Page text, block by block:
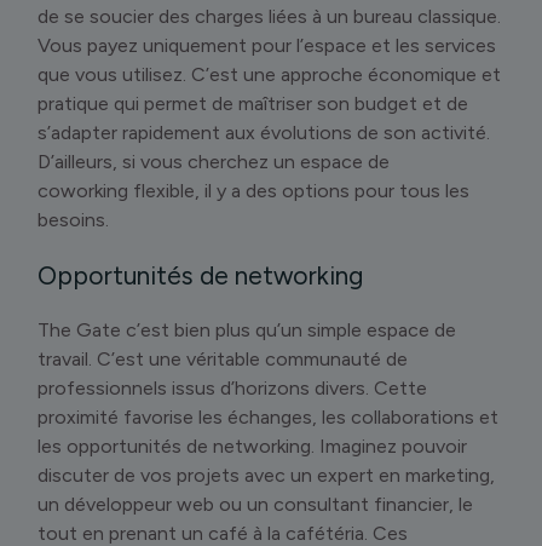
de se soucier des charges liées à un bureau classique.
Vous payez uniquement pour l’espace et les services
que vous utilisez. C’est une approche économique et
pratique qui permet de maîtriser son budget et de
s’adapter rapidement aux évolutions de son activité.
D’ailleurs, si vous cherchez un espace de
coworking flexible, il y a des options pour tous les
besoins.
Opportunités de networking
The Gate c’est bien plus qu’un simple espace de
travail. C’est une véritable communauté de
professionnels issus d’horizons divers. Cette
proximité favorise les échanges, les collaborations et
les opportunités de networking. Imaginez pouvoir
discuter de vos projets avec un expert en marketing,
un développeur web ou un consultant financier, le
tout en prenant un café à la cafétéria. Ces